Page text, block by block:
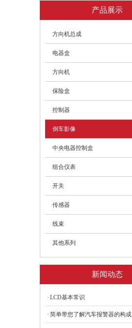
产品展示
方向机总成
电器盒
方向机
保险盒
控制器
倒车影像
中央电器控制盒
组合仪表
开关
传感器
线束
其他系列
新闻动态
LCD基本常识
简单带您了解汽车报警器的构成